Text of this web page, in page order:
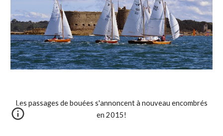
Les passages de bouées s'annoncent à nouveau encombrés
en 2015!